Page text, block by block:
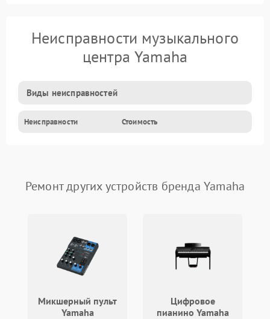
Неисправности музыкального
центра Yamaha
Виды неисправностей
Неисправности Стоимость
Ремонт других устройств бренда Yamaha
Микшерный пульт
Yamaha
Цифровое
пианино Yamaha